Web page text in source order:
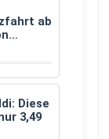
ab
Diese
3,49